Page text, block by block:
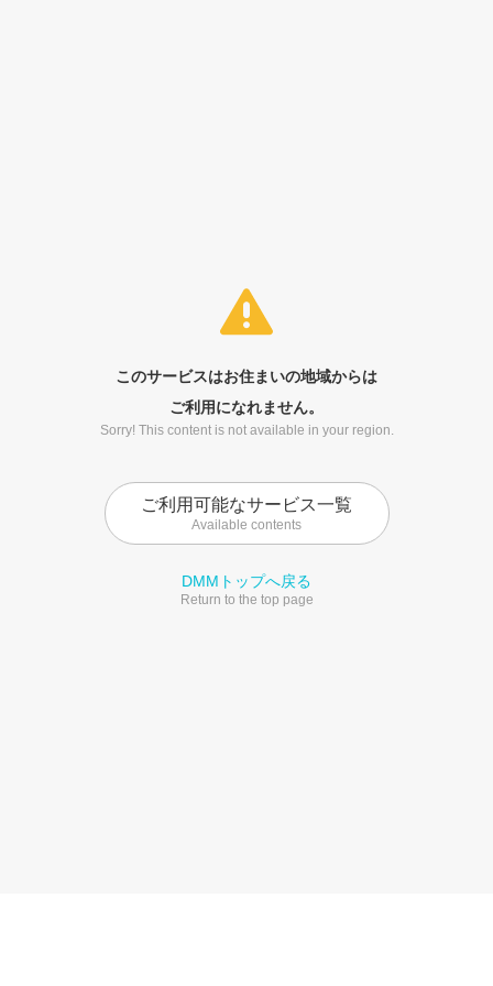
このサービスはお住まいの地域からは
ご利用になれません。
Sorry! This content is not available in your region.
ご利用可能なサービス一覧
Available contents
DMMトップへ戻る
Return to the top page